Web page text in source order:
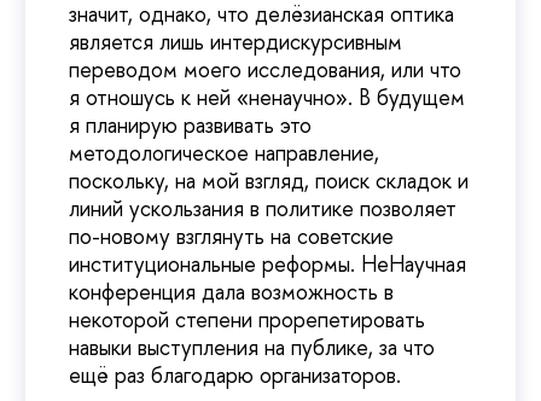
значит, однако, что делёзианская оптика
является лишь интердискурсивным
переводом моего исследования, или что
я отношусь к ней «ненаучно». В будущем
я планирую развивать это
методологическое направление,
поскольку, на мой взгляд, поиск складок и
линий ускользания в политике позволяет
по-новому взглянуть на советские
институциональные реформы. НеНаучная
конференция дала возможность в
некоторой степени прорепетировать
навыки выступления на публике, за что
ещё раз благодарю организаторов.